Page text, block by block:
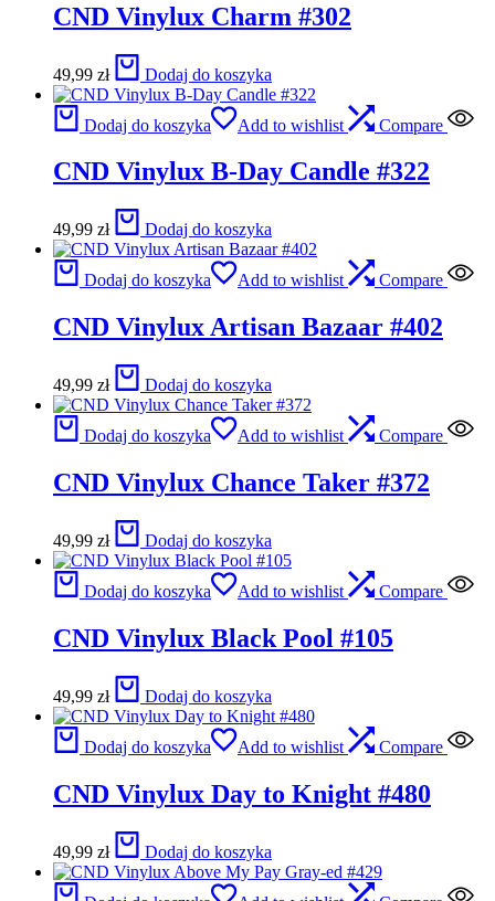
CND Vinylux Charm #302
49,99 zł Dodaj do koszyka
Dodaj do koszyka Add to wishlist Compare
CND Vinylux B-Day Candle #322
49,99 zł Dodaj do koszyka
Dodaj do koszyka Add to wishlist Compare
CND Vinylux Artisan Bazaar #402
49,99 zł Dodaj do koszyka
Dodaj do koszyka Add to wishlist Compare
CND Vinylux Chance Taker #372
49,99 zł Dodaj do koszyka
Dodaj do koszyka Add to wishlist Compare
CND Vinylux Black Pool #105
49,99 zł Dodaj do koszyka
Dodaj do koszyka Add to wishlist Compare
CND Vinylux Day to Knight #480
49,99 zł Dodaj do koszyka